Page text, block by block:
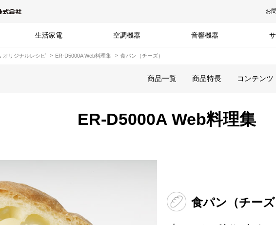
お
生活家電 空調機器 音響機器
オリジナルレシピ ER-D5000A Web料理集 食パン（チーズ）
商品一覧 商品特長 コンテンツ
ER-D5000A Web料理集
食パン（チー